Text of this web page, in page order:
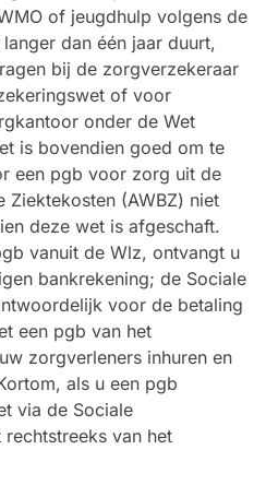
of jeugdhulp volgens de
dan één jaar duurt,
bij de zorgverzekeraar
of voor
onder de Wet
is bovendien goed om te
een pgb voor zorg uit de
Ziektekosten (AWBZ) niet
deze wet is afgeschaft.
vanuit de Wlz, ontvangt u
bankrekening; de Sociale
voor de betaling
een pgb van het
zorgverleners inhuren en
als u een pgb
via de Sociale
van het